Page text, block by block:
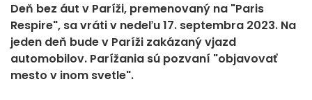
Deň bez áut v Paríži, premenovaný na "Paris
Respire", sa vráti v nedeľu 17. septembra 2023. Na
jeden deň bude v Paríži zakázaný vjazd
automobilov. Parížania sú pozvaní "objavovať
mesto v inom svetle".